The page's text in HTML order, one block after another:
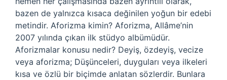
bazen de yalnızca kısaca değinilen yoğun bir edebi
metindir. Aforizma kimin? Aforizma, Allâme’nin
2007 yılında çıkan ilk stüdyo albümüdür.
Aforizmalar konusu nedir? Deyiş, özdeyiş, vecize
veya aforizma; Düşünceleri, duyguları veya ilkeleri
kısa ve özlü bir biçimde anlatan sözlerdir. Bunlara